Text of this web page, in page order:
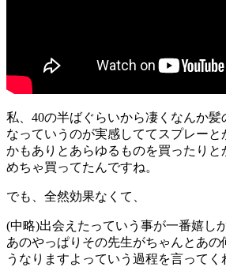
私、40の半ばぐらいから凄くなんか髪
なっていうのが実感しててスプレーと
かもありとあらゆるものを買ったりと
めちゃ買ってたんですね。
でも、全然効果なくて、
(中略)出会えたっていう事が一番嬉し
あのやっぱりその先生がちゃんとあの
うなりますよっていう過程を言ってく